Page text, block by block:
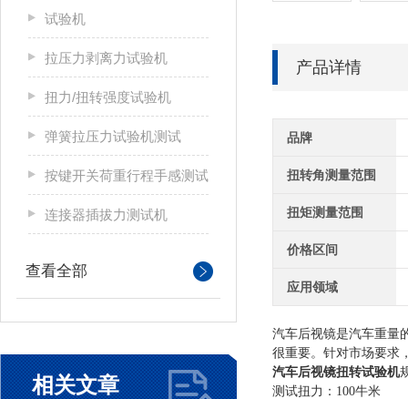
试验机
拉压力剥离力试验机
扭力/扭转强度试验机
弹簧拉压力试验机测试
按键开关荷重行程手感测试
连接器插拔力测试机
查看全部
相关文章
产品详情
品牌
扭转角测量范围
扭矩测量范围
价格区间
应用领域
汽车后视镜是汽车重量
很重要。针对市场要求
汽车后视镜扭转试验机
测试扭力：100牛米